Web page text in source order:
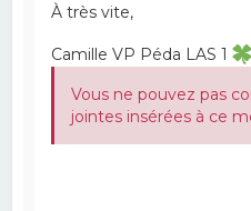
À très vite,
Camille VP Péda LAS 1
Vous ne pouvez pas
jointes insérées à ce